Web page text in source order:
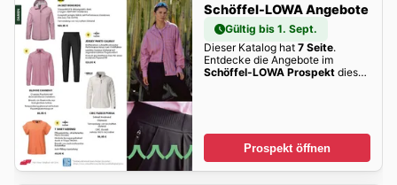
Schöffel-LOWA Angebote
Gültig bis 1. Sept.
Dieser Katalog hat 7 Seite.
Entdecke die Angebote im
Schöffel-LOWA Prospektdieser
Prospekt öffnen